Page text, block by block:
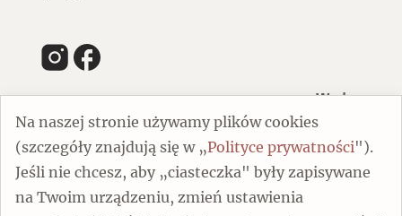
Na naszej stronie używamy plików cookies
(szczegóły znajdują się w „Polityce prywatności").
Jeśli nie chcesz, aby „ciasteczka" były zapisywane
na Twoim urządzeniu, zmień ustawienia
Wydawca
00-805 Warszawa
ul. Chmielna 132/134
Dofinansowano ze środków Ministra Kultury i Dziedzictwa